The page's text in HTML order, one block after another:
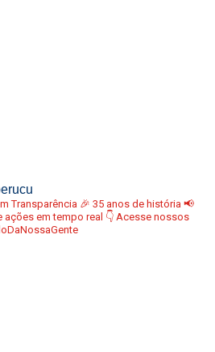
Transparência 🎉 35 anos de história 📢
ações em tempo real 👇 Acesse nossos